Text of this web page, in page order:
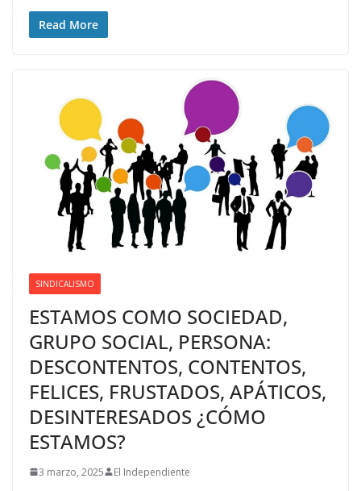
Read More
SINDICALISMO
ESTAMOS COMO SOCIEDAD,
GRUPO SOCIAL, PERSONA:
DESCONTENTOS, CONTENTOS,
FELICES, FRUSTADOS, APÁTICOS,
DESINTERESADOS ¿CÓMO
ESTAMOS?
3 marzo, 2025 El Independiente